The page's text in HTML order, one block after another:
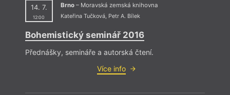
14. 7.
12:00
Brno– Moravská zemská knihovna
Kateřina Tučková, Petr A. Bílek
Bohemistický seminář 2016
Přednášky, semináře a autorská čtení.
Více info